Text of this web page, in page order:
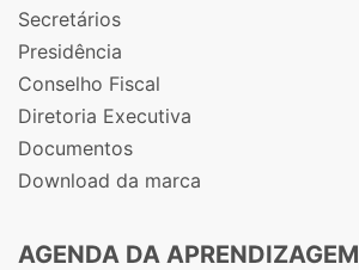
Secretários
Presidência
Conselho Fiscal
Diretoria Executiva
Documentos
Download da marca
AGENDA DA APRENDIZAGEM